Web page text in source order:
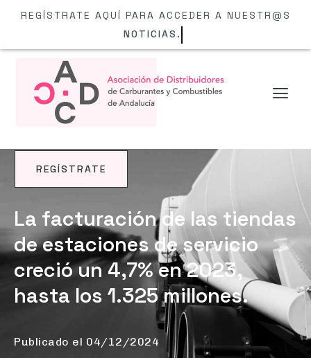
REGÍSTRATE AQUÍ PARA ACCEDER A NUESTR@S
NOTICIAS.
REGÍSTRATE
NOTICIAS
La facturación de las tiendas
de estaciones de servicio
creció un 4,7% en 2023,
hasta los 1.325 millones.
Publicado el 04/12/2024